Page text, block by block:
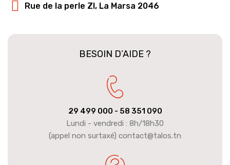
Rue de la perle ZI, La Marsa 2046
BESOIN D’AIDE ?
29 499 000 - 58 351 090
Lundi - vendredi : 8h/18h30
(appel non surtaxé) contact@talos.tn